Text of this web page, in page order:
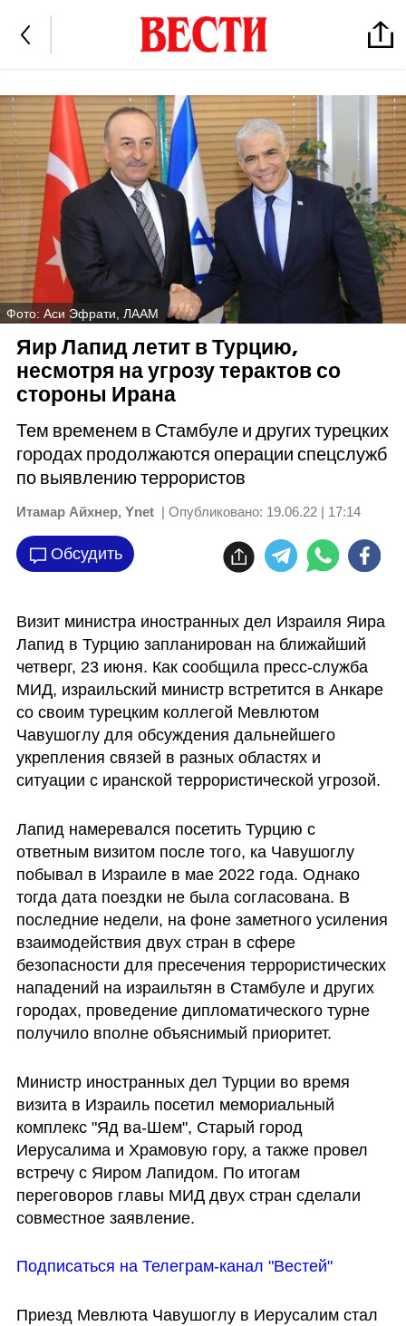
Фото: Аси Эфрати, ЛААМ
Яир Лапид летит в Турцию,
несмотря на угрозу терактов со
стороны Ирана
Тем временем в Стамбуле и других турецких
городах продолжаются операции спецслужб
по выявлению террористов
Итамар Айхнер, Ynet | Опубликовано: 19.06.22 | 17:14
Обсудить
Визит министра иностранных дел Израиля Яира
Лапид в Турцию запланирован на ближайший
четверг, 23 июня. Как сообщила пресс-служба
МИД, израильский министр встретится в Анкаре
со своим турецким коллегой Мевлютом
Чавушоглу для обсуждения дальнейшего
укрепления связей в разных областях и
ситуации с иранской террористической угрозой.
Лапид намеревался посетить Турцию с
ответным визитом после того, ка Чавушоглу
побывал в Израиле в мае 2022 года. Однако
тогда дата поездки не была согласована. В
последние недели, на фоне заметного усиления
взаимодействия двух стран в сфере
безопасности для пресечения террористических
нападений на израильтян в Стамбуле и других
городах, проведение дипломатического турне
получило вполне объяснимый приоритет.
Министр иностранных дел Турции во время
визита в Израиль посетил мемориальный
комплекс "Яд ва-Шем", Старый город
Иерусалима и Храмовую гору, а также провел
встречу с Яиром Лапидом. По итогам
переговоров главы МИД двух стран сделали
совместное заявление.
Подписаться на Телеграм-канал "Вестей"
Приезд Мевлюта Чавушоглу в Иерусалим стал